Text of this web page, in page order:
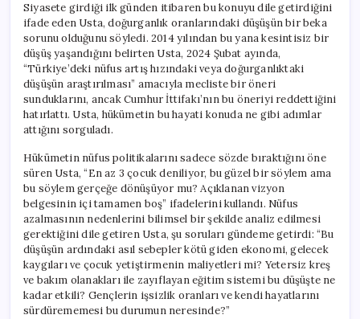
Siyasete girdiği ilk günden itibaren bu konuyu dile getirdiğini
ifade eden Usta, doğurganlık oranlarındaki düşüşün bir beka
sorunu olduğunu söyledi. 2014 yılından bu yana kesintisiz bir
düşüş yaşandığını belirten Usta, 2024 Şubat ayında,
“Türkiye’deki nüfus artış hızındaki veya doğurganlıktaki
düşüşün araştırılması” amacıyla mecliste bir öneri
sunduklarını, ancak Cumhur İttifakı’nın bu öneriyi reddettiğini
hatırlattı. Usta, hükümetin bu hayati konuda ne gibi adımlar
attığını sorguladı.
Hükümetin nüfus politikalarını sadece sözde bıraktığını öne
süren Usta, “En az 3 çocuk deniliyor, bu güzel bir söylem ama
bu söylem gerçeğe dönüşüyor mu? Açıklanan vizyon
belgesinin içi tamamen boş” ifadelerini kullandı. Nüfus
azalmasının nedenlerini bilimsel bir şekilde analiz edilmesi
gerektiğini dile getiren Usta, şu soruları gündeme getirdi: “Bu
düşüşün ardındaki asıl sebepler kötü giden ekonomi, gelecek
kaygıları ve çocuk yetiştirmenin maliyetleri mi? Yetersiz kreş
ve bakım olanakları ile zayıflayan eğitim sistemi bu düşüşte ne
kadar etkili? Gençlerin işsizlik oranları ve kendi hayatlarını
sürdürememesi bu durumun neresinde?”